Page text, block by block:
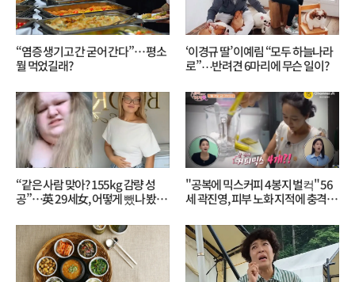
“염증 생기고 간 굳어 간다”… 평소
뭘 먹었길래?
‘이경규 딸’ 이예림 “모두 하늘나라
로”⋯반려견 6마리에 무슨 일이?
“같은 사람 맞아? 155kg 감량 성
공”…英 29세女, 어떻게 뺐나 봤더
"공복에 믹스커피 4봉지 벌컥" 56
세 곽진영, 피부 노화 지적에 충격…